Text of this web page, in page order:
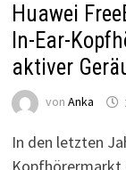
Huawei
In-Ear-
aktiver
von Anka
In den letzten